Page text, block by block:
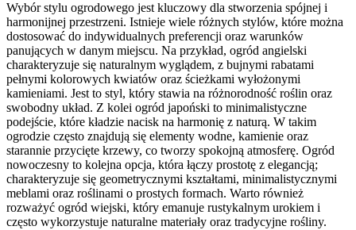
Wybór stylu ogrodowego jest kluczowy dla stworzenia spójnej i
harmonijnej przestrzeni. Istnieje wiele różnych stylów, które można
dostosować do indywidualnych preferencji oraz warunków
panujących w danym miejscu. Na przykład, ogród angielski
charakteryzuje się naturalnym wyglądem, z bujnymi rabatami
pełnymi kolorowych kwiatów oraz ścieżkami wyłożonymi
kamieniami. Jest to styl, który stawia na różnorodność roślin oraz
swobodny układ. Z kolei ogród japoński to minimalistyczne
podejście, które kładzie nacisk na harmonię z naturą. W takim
ogrodzie często znajdują się elementy wodne, kamienie oraz
starannie przycięte krzewy, co tworzy spokojną atmosferę. Ogród
nowoczesny to kolejna opcja, która łączy prostotę z elegancją;
charakteryzuje się geometrycznymi kształtami, minimalistycznymi
meblami oraz roślinami o prostych formach. Warto również
rozważyć ogród wiejski, który emanuje rustykalnym urokiem i
często wykorzystuje naturalne materiały oraz tradycyjne rośliny.